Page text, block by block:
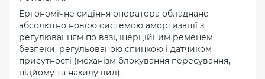
Ергономічне сидіння оператора обладнане
абсолютно новою системою амортизації з
регулюванням по вазі, інерційним ременем
безпеки, регульованою спинкою і датчиком
присутності (механізм блокування пересування,
підйому та нахилу вил).